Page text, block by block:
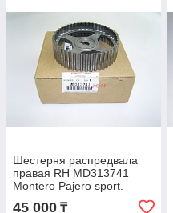
Шестерня распредвала
правая RH MD313741
Montero Pajero sport.
45 000 ₸